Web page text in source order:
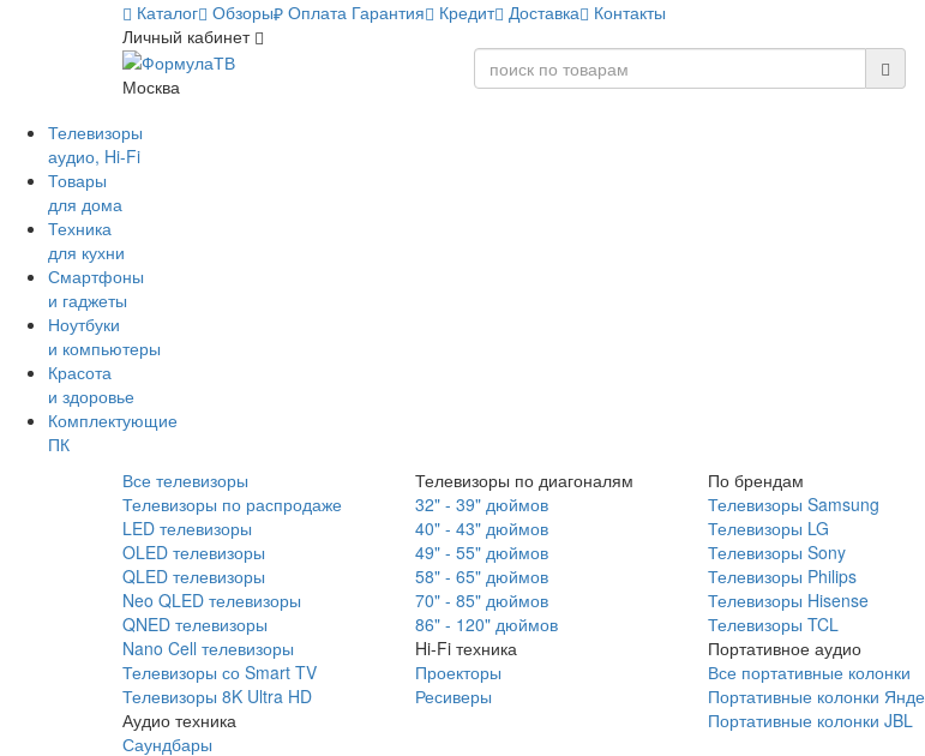
Каталог Обзоры Оплата Гарантия Кредит Доставка
Контакты
Личный кабинет
Москва
Телевизоры
аудио, Hi-Fi
Товары
для дома
Техника
для кухни
Смартфоны
и гаджеты
Ноутбуки
и компьютеры
Красота
и здоровье
Комплектующие
ПК
Все телевизоры
Телевизоры по распродаже
LED телевизоры
OLED телевизоры
QLED телевизоры
Neo QLED телевизоры
QNED телевизоры
Nano Cell телевизоры
Телевизоры со Smart TV
Телевизоры 8K Ultra HD
Аудио техника
Саундбары
Телевизоры по диагоналям
32" - 39" дюймов
40" - 43" дюймов
49" - 55" дюймов
58" - 65" дюймов
70" - 85" дюймов
86" - 120" дюймов
Hi-Fi техника
Проекторы
Ресиверы
По брендам
Телевизоры Samsung
Телевизоры LG
Телевизоры Sony
Телевизоры Philips
Телевизоры Hisense
Телевизоры TCL
Портативное аудио
Все портативные колонки
Портативные колонки
Портативные колонки JBL